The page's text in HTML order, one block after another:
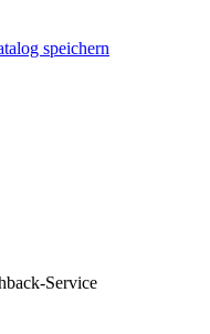
speichern
Service